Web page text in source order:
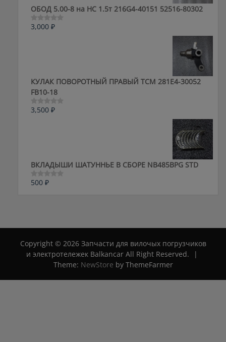
ОБОД 5.00-8 на HC 1.5т 216G4-40151 52516-80302
Оценка
3,000 ₽
КУЛАК ПОВОРОТНЫЙ ПРАВЫЙ ТСМ 281E4-30052
FB10-18
Оценка
3,500 ₽
ВКЛАДЫШИ ШАТУННЬЕ В СБОРЕ NB485BPG STD
Оценка
500 ₽
Copyright © 2026 Запчасти для вилочых погрузчиков
и электротележек Balkancar All Right Reserved.
|
Theme: NewStore by ThemeFarmer